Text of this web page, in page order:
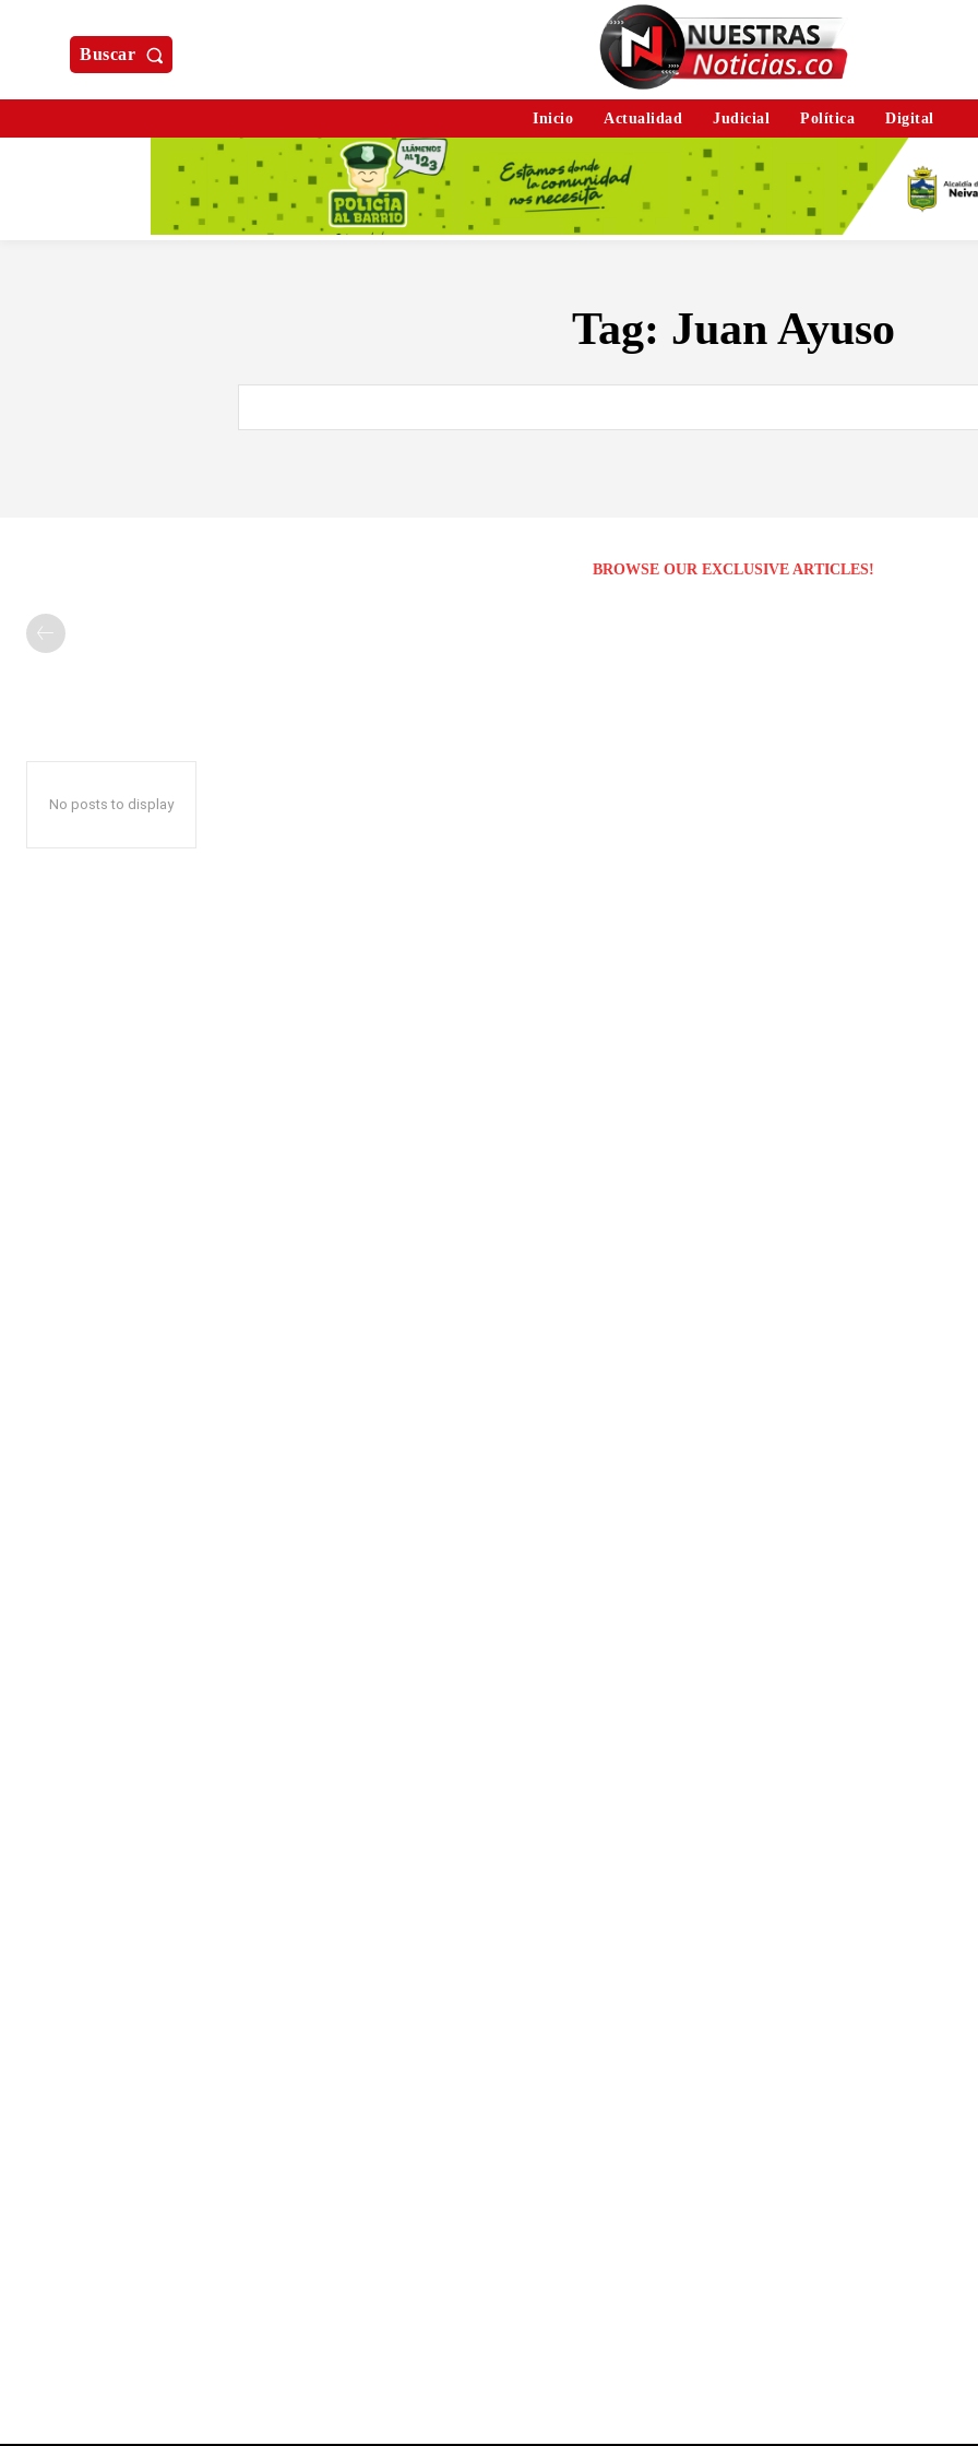
Buscar
Inicio Actualidad Judicial Política Digital
Tag: Juan Ayuso
BROWSE OUR EXCLUSIVE ARTICLES!
No posts to display